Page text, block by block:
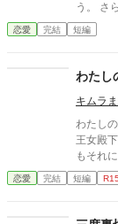
う。 さ
選ばれ
は、他
恋愛 完結 短編
わたし
キムラ
わたし
王女殿
もそれ
うせ待
た。 そ
の婚約者なんです
恋愛 完結 短編 R15